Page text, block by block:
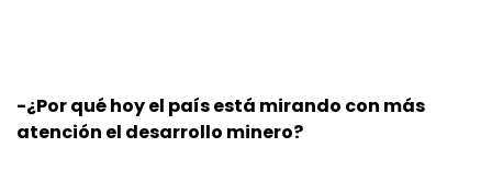
-¿Por qué hoy el país está mirando con más
atención el desarrollo minero?